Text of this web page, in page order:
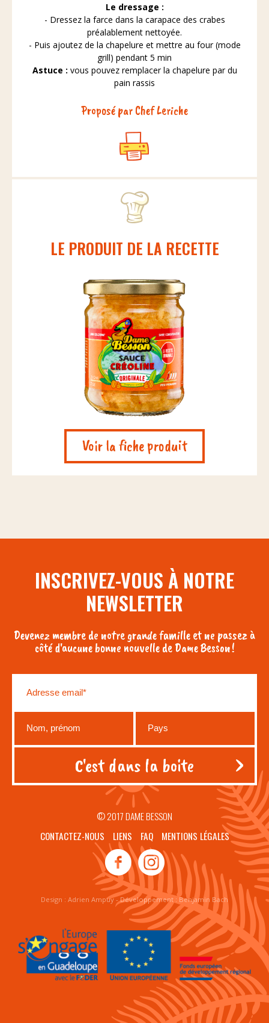
Le dressage :
- Dressez la farce dans la carapace des crabes
préalablement nettoyée.
- Puis ajoutez de la chapelure et mettre au four (mode
grill) pendant 5 min
Astuce : vous pouvez remplacer la chapelure par du
pain rassis
Proposé par Chef Leriche
LE PRODUIT DE LA RECETTE
Voir la fiche produit
INSCRIVEZ-VOUS À NOTRE
NEWSLETTER
Devenez membre de notre grande famille et ne passez à
côté d'aucune bonne nouvelle de Dame Besson !
© 2017 DAME BESSON
CONTACTEZ-NOUS
LIENS FAQ MENTIONS LÉGALES
Design : Adrien Ampuy- Développement : Benjamin Bach